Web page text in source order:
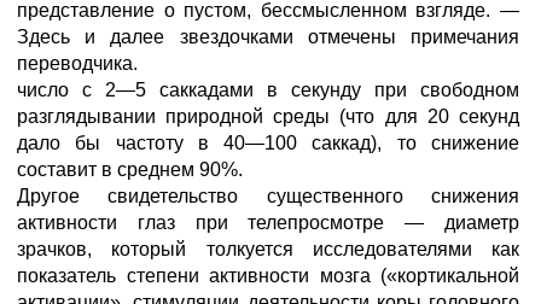
представление о пустом, бессмысленном взгляде. —
Здесь и далее звездочками отмечены примечания
переводчика.
число с 2—5 саккадами в секунду при свободном
разглядывании природной среды (что для 20 секунд
дало бы частоту в 40—100 саккад), то снижение
составит в среднем 90%.
Другое свидетельство существенного снижения
активности глаз при телепросмотре — диаметр
зрачков, который толкуется исследователями как
показатель степени активности мозга («кортикальной